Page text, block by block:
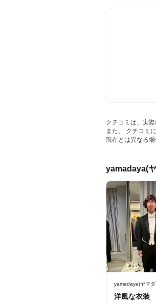
クチコミは、実
また、 クチコミ
現在とは異なる
yamadaya(
yamadaya(ヤマ
洋風な衣装